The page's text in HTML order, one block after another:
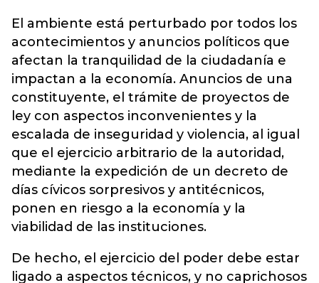
El ambiente está perturbado por todos los
acontecimientos y anuncios políticos que
afectan la tranquilidad de la ciudadanía e
impactan a la economía. Anuncios de una
constituyente, el trámite de proyectos de
ley con aspectos inconvenientes y la
escalada de inseguridad y violencia, al igual
que el ejercicio arbitrario de la autoridad,
mediante la expedición de un decreto de
días cívicos sorpresivos y antitécnicos,
ponen en riesgo a la economía y la
viabilidad de las instituciones.
De hecho, el ejercicio del poder debe estar
ligado a aspectos técnicos, y no caprichosos